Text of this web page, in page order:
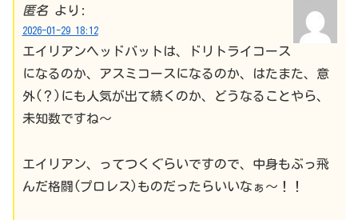
匿名 より:
2026-01-29 18:12
エイリアンヘッドバットは、ドリトライコース
になるのか、アスミコースになるのか、はたまた、意
外(？)にも人気が出て続くのか、どうなることやら、
未知数ですね～
エイリアン、ってつくぐらいですので、中身もぶっ飛
んだ格闘(プロレス)ものだったらいいなぁ～！！